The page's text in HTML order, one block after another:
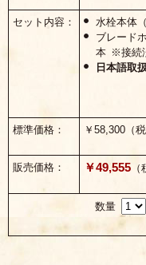
セット内容：
水栓本体
ブレード
本 ※接続
日本語取
標準価格： ￥58,300（
販売価格： ￥49,555
数量